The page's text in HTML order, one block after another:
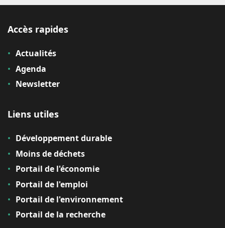
Accès rapides
Actualités
Agenda
Newsletter
Liens utiles
Développement durable
Moins de déchets
Portail de l'économie
Portail de l'emploi
Portail de l'environnement
Portail de la recherche